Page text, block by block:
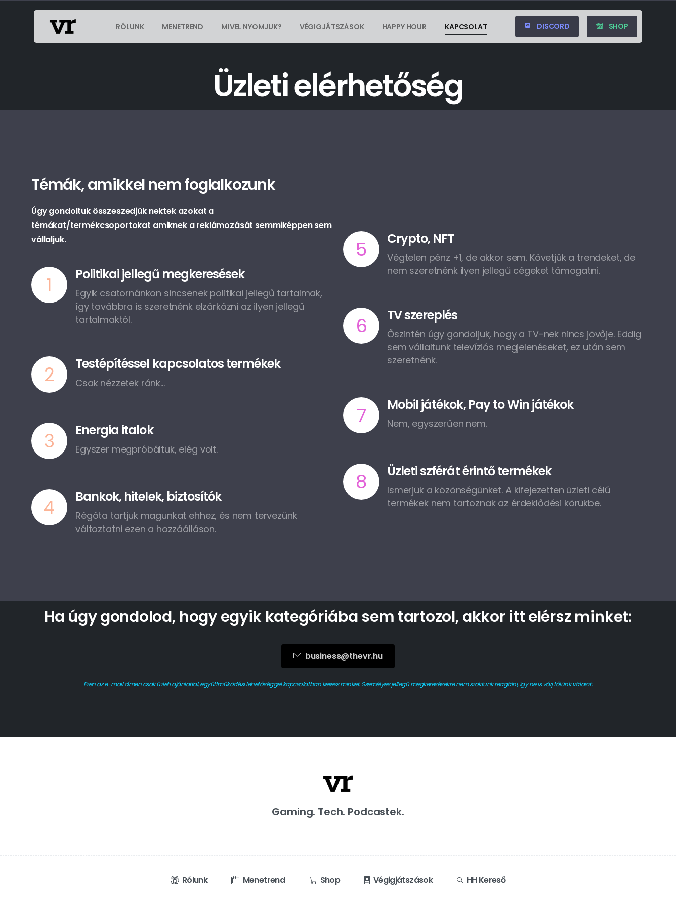
RÓLUNK MENETREND MIVEL NYOMJUK? VÉGIGJÁTSZÁSOK HAPPY HOUR KAPCSOLAT DISCORD SHOP
Üzleti elérhetőség
Témák, amikkel nem foglalkozunk
Úgy gondoltuk összeszedjük nektek azokat a
témákat/termékcsoportokat amiknek a reklámozását semmiképpen sem
vállaljuk.
1 Politikai jellegű megkeresések
Egyik csatornánkon sincsenek politikai jellegű tartalmak,
így továbbra is szeretnénk elzárkózni az ilyen jellegű
tartalmaktól.
2 Testépítéssel kapcsolatos termékek
Csak nézzetek ránk...
3 Energia italok
Egyszer megpróbáltuk, elég volt.
4 Bankok, hitelek, biztosítók
Régóta tartjuk magunkat ehhez, és nem tervezünk
változtatni ezen a hozzáálláson.
5 Crypto, NFT
Végtelen pénz +1, de akkor sem. Követjük a trendeket, de
nem szeretnénk ilyen jellegű cégeket támogatni.
6 TV szereplés
Őszintén úgy gondoljuk, hogy a TV-nek nincs jövője. Eddig
sem vállaltunk televíziós megjelenéseket, ez után sem
szeretnénk.
7 Mobil játékok, Pay to Win játékok
Nem, egyszerűen nem.
8 Üzleti szférát érintő termékek
Ismerjük a közönségünket. A kifejezetten üzleti célú
termékek nem tartoznak az érdeklődési körükbe.
Ha úgygondolod, hogyegyik kategóriábasem tartozol,akkor ittelérsz minket:
business@thevr.hu
Ezen az e-mail címen csak üzleti ajánlattal, együttműködési lehetőséggel kapcsolatban keress minket. Személyes jellegű megkeresésekre nem szoktunk reagálni, így ne is várj tőlünk választ.
Gaming. Tech. Podcastek.
Rólunk Menetrend Shop Végigjátszások HH Kereső